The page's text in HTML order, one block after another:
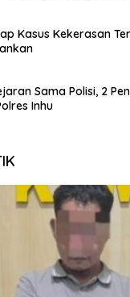
Kasus Kekerasan
Sama Polisi, 2
Inhu